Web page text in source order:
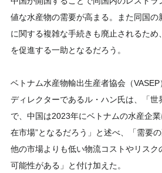
値な水産物の需要が高まる。また同国の
に関する複雑な手続きも廃止されるため
を促進する一助となるだろう。
ベトナム水産物輸出生産者協会（
ディレクターであるル・ハン氏は、「世
で、中国は2023年にベトナムの水産企
在市場”となるだろう」と述べ、「需要
他の市場よりも低い物流コストやリスク
可能性がある」と付け加えた。